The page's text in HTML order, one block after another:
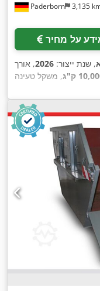
Paderborn 3,135
על מחיר
, שנת ייצור: 2026, אורך
ק"ג
, משקל טעינה
הטעינה:3,735 מ"מ
,
תא המטען:1,800 מ"מ